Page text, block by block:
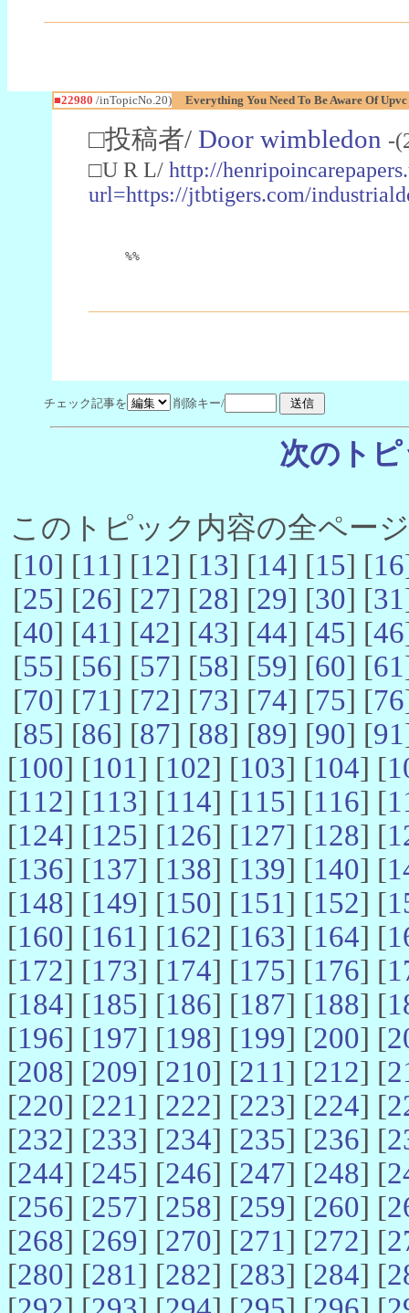
■22980 /inTopicNo.20) Everything You Need To Be Aware Of
□投稿者/ Door wimbledon -
□U R L/ http://
url=https://jtbtigers.com/
%%
チェック記事を 削除キー/
次のト
このトピック内容の全ペー
[10] [11] [12] [13] [14] [15] [16
[25] [26] [27] [28] [29] [30] [31
[40] [41] [42] [43] [44] [45] [46
[55] [56] [57] [58] [59] [60] [61
[70] [71] [72] [73] [74] [75] [76
[85] [86] [87] [88] [89] [90] [91
[100] [101] [102] [103] [104] [
[112] [113] [114] [115] [116] [
[124] [125] [126] [127] [128] [
[136] [137] [138] [139] [140] [
[148] [149] [150] [151] [152] [
[160] [161] [162] [163] [164] [
[172] [173] [174] [175] [176] [
[184] [185] [186] [187] [188] [
[196] [197] [198] [199] [200] [
[208] [209] [210] [211] [212] [
[220] [221] [222] [223] [224] [
[232] [233] [234] [235] [236] [
[244] [245] [246] [247] [248] [
[256] [257] [258] [259] [260] [
[268] [269] [270] [271] [272] [
[280] [281] [282] [283] [284] [